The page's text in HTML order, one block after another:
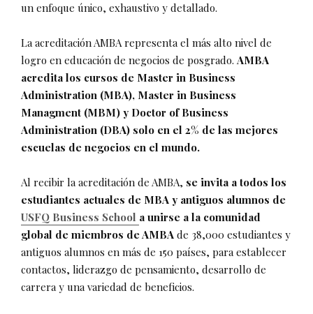
un enfoque único, exhaustivo y detallado.
La acreditación AMBA representa el más alto nivel de
logro en educación de negocios de posgrado. AMBA
acredita los cursos de Master in Business
Administration (MBA), Master in Business
Managment (MBM) y Doctor of Business
Administration (DBA) solo en el 2% de las mejores
escuelas de negocios en el mundo.
Al recibir la acreditación de AMBA, se invita a todos los
estudiantes actuales de MBA y antiguos alumnos de
USFQ Business School a unirse a la comunidad
global de miembros de AMBA de 38,000 estudiantes y
antiguos alumnos en más de 150 países, para establecer
contactos, liderazgo de pensamiento, desarrollo de
carrera y una variedad de beneficios.